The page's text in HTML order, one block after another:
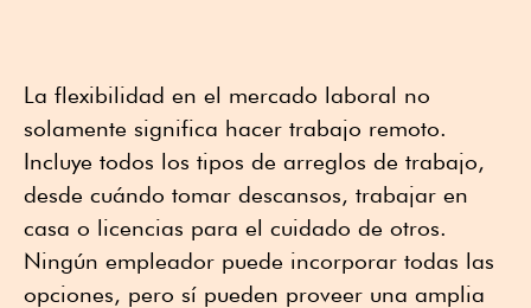
La flexibilidad en el mercado laboral no
solamente significa hacer trabajo remoto.
Incluye todos los tipos de arreglos de trabajo,
desde cuándo tomar descansos, trabajar en
casa o licencias para el cuidado de otros.
Ningún empleador puede incorporar todas las
opciones, pero sí pueden proveer una amplia